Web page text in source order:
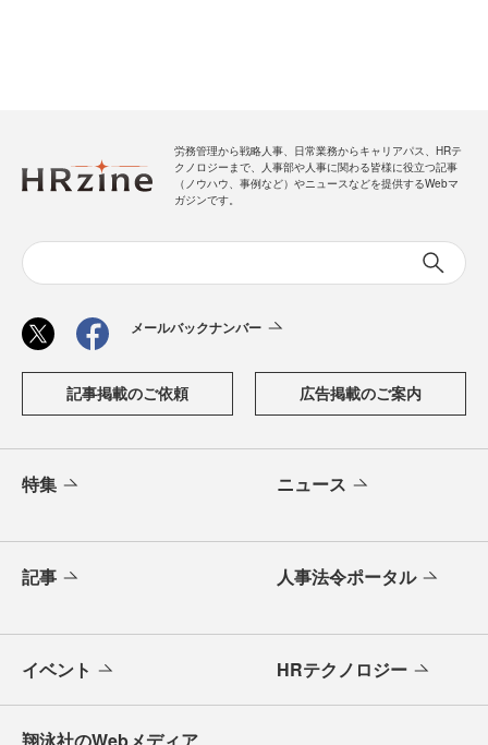
労務管理から戦略人事、日常業務からキャリアパス、HRテ
クノロジーまで、人事部や人事に関わる皆様に役立つ記事
（ノウハウ、事例など）やニュースなどを提供するWebマ
ガジンです。
メールバックナンバー
記事掲載のご依頼 広告掲載のご案内
特集 ニュース
記事 人事法令ポータル
イベント HRテクノロジー
翔泳社のWebメディア